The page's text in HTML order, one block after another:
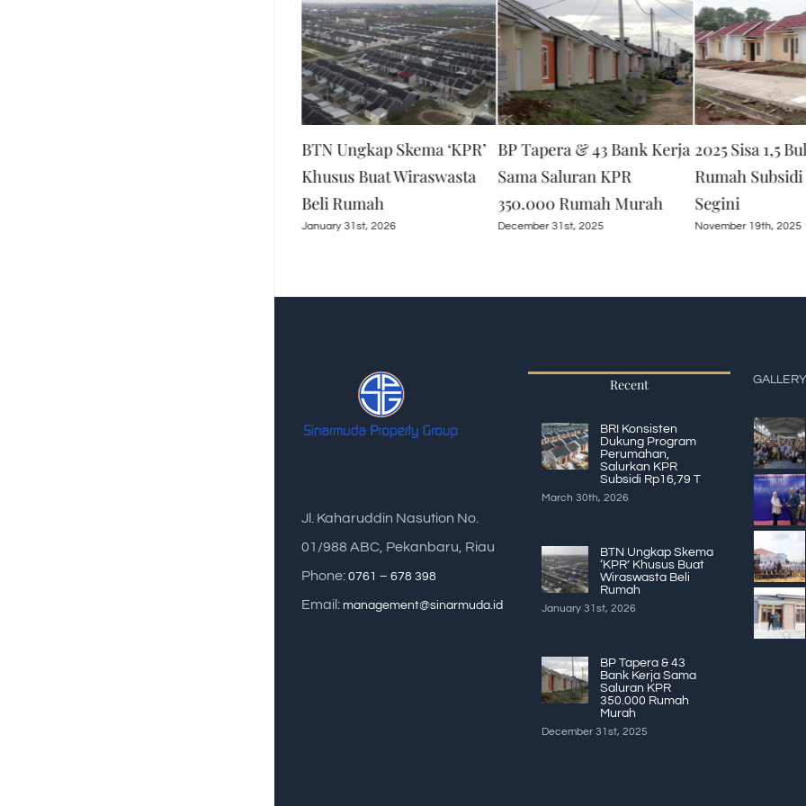
BTN Ungkap Skema ‘KPR’
Khusus Buat Wiraswasta
Beli Rumah
January 31st, 2026
BP Tapera & 43 Bank Kerja
Sama Saluran KPR
350.000 Rumah Murah
December 31st, 2025
2025 Sisa 1,5
Rumah
Segini
November 19th, 2025
Jl. Kaharuddin Nasution No.
01/988 ABC, Pekanbaru, Riau
Phone: 0761 – 678 398
Email: management@sinarmuda.id
Recent
BRI Konsisten
Dukung Program
Perumahan,
Salurkan KPR
Subsidi Rp16,79 T
March 30th, 2026
BTN Ungkap Skema
‘KPR’ Khusus Buat
Wiraswasta Beli
Rumah
January 31st, 2026
BP Tapera & 43
Bank Kerja Sama
Saluran KPR
350.000 Rumah
Murah
December 31st, 2025
GALLERY